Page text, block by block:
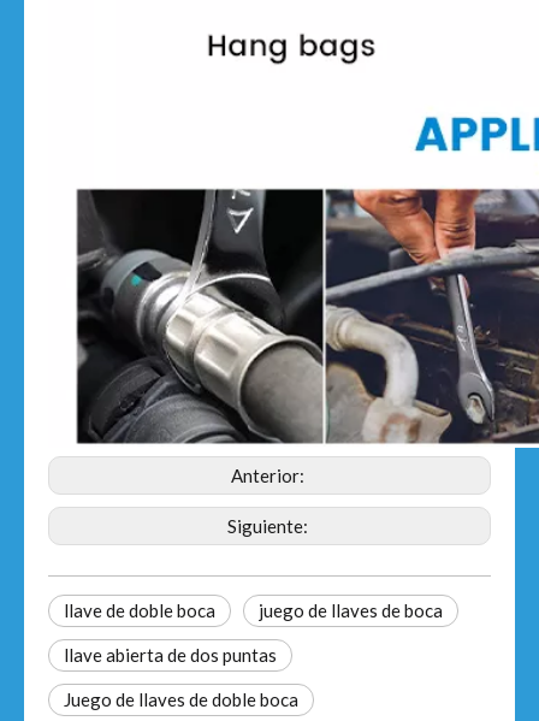
Anterior:
Siguiente:
llave de doble boca juego de llaves de boca
llave abierta de dos puntas
Juego de llaves de doble boca